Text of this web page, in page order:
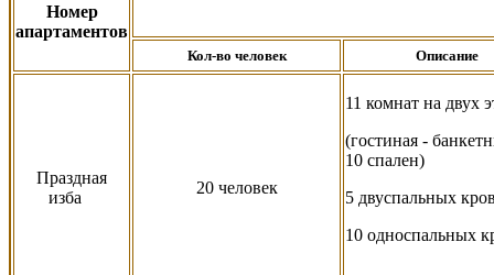
Номер
апартаментов
Кол-во человек Описание
Праздная
изба
20 человек
11 комнат на двух
(гостиная -
10 спален)
5 двуспальных
10 односпальных